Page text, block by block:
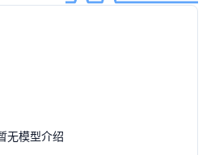
无模型介绍